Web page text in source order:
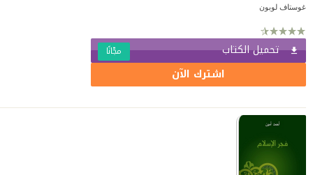
غوستاف لوبون
تحميل الكتاب مجّانًا
اشترك الآن